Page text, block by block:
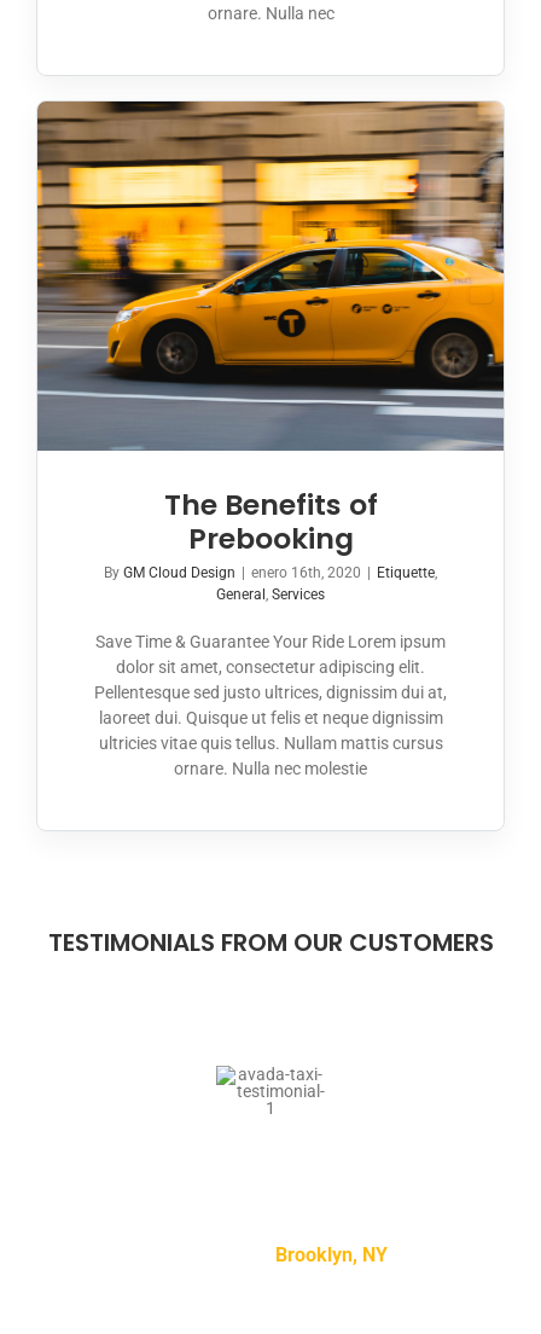
ornare. Nulla nec
The Benefits of
Prebooking
By GM Cloud Design enero 16th, 2020 Etiquette,
General , Services
Save Time & Guarantee Your Ride Lorem ipsum
dolor sit amet, consectetur adipiscing elit.
Pellentesque sed justo ultrices, dignissim dui at,
laoreet dui. Quisque ut felis et neque dignissim
ultricies vitae quis tellus. Nullam mattis cursus
ornare. Nulla nec molestie
TESTIMONIALS FROM OUR CUSTOMERS
Brooklyn, NY